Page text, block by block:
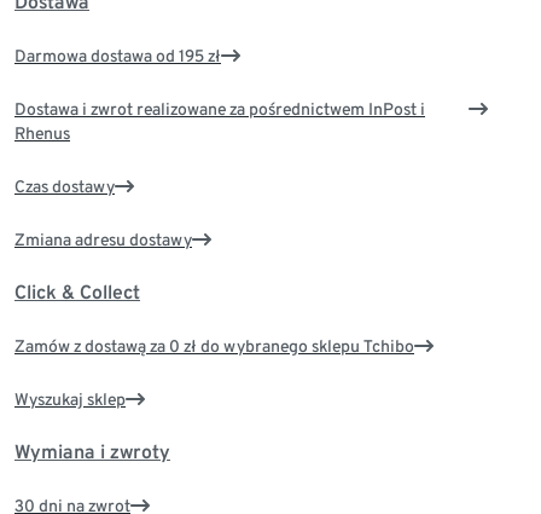
Darmowa dostawa od 195 zł
Dostawa i zwrot realizowane za pośrednictwem InPost i
Rhenus
Czas dostawy
Zmiana adresu dostawy
Click & Collect
Zamów z dostawą za 0 zł do wybranego sklepu Tchibo
Wyszukaj sklep
Wymiana i zwroty
30 dni na zwrot